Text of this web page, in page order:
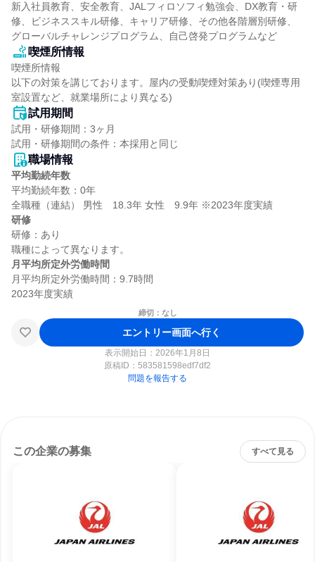
新入社員教育、安全教育、JALフィロソフィ勉強会、DX教育・研
修、ビジネススキル研修、キャリア研修、その他各階層別研修、
グローバルチャレンジプログラム、自己啓発プログラムなど
喫煙所情報
喫煙所情報
以下の対策を講じております。屋内の受動喫煙対策あり(喫煙専用
室設置など、就業場所により異なる)
試用期間
試用・研修期間：3ヶ月
職場情報
平均勤続年数
平均勤続年数：0年
研修
研修：あり
月平均所定外労働時間
月平均所定外労働時間：9.7時間
締切：なし
エントリー画面へ行く
表示開始日：2026年1月8日
原稿ID： 583581598edf7df2
問題を報告する
この企業の募集 すべて見る